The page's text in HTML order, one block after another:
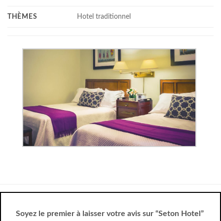
THÈMES Hotel traditionnel
Soyez le premier à laisser votre avis sur “Seton Hotel”